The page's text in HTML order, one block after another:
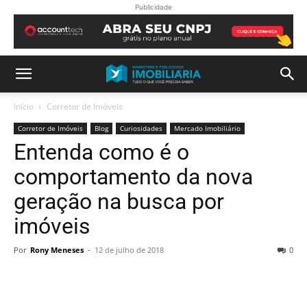
Publicidade
Início Corretor de Imóveis
Corretor de Imóveis Blog Curiosidades Mercado Imobiliário
Entenda como é o
comportamento da nova
geração na busca por
imóveis
Por Rony Meneses - 12 de julho de 2018 0